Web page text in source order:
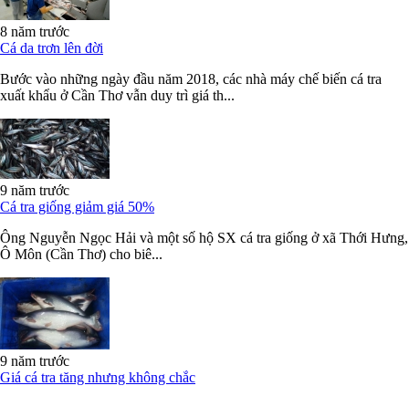
8 năm trước
Cá da trơn lên đời
Bước vào những ngày đầu năm 2018, các nhà máy chế biến cá tra
xuất khẩu ở Cần Thơ vẫn duy trì giá th...
9 năm trước
Cá tra giống giảm giá 50%
Ông Nguyễn Ngọc Hải và một số hộ SX cá tra giống ở xã Thới Hưng,
Ô Môn (Cần Thơ) cho biê...
9 năm trước
Giá cá tra tăng nhưng không chắc